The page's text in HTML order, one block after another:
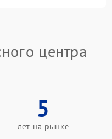
центра
5
лет на рынке